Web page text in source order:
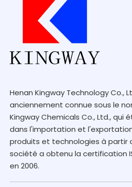
Henan Kingway Technology Co.,
anciennement connue sous le
Kingway Chemicals Co., Ltd., qui
dans l'importation et
produits et technologies à partir
société a obtenu la certification
en 2006.